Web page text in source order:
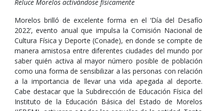
Reluce Morelos activándose físicamente
Morelos brilló de excelente forma en el ‘Día del Desafío
2022’, evento anual que impulsa la Comisión Nacional de
Cultura Física y Deporte (Conade), en donde se compite de
manera amistosa entre diferentes ciudades del mundo por
saber quién activa al mayor número posible de población
como una forma de sensibilizar a las personas con relación
a la importancia de llevar una vida apegada al deporte.
Cabe destacar que la Subdirección de Educación Física del
Instituto de la Educación Básica del Estado de Morelos